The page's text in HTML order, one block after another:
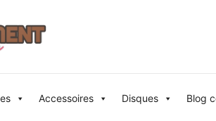
Accessoires Disques Blog